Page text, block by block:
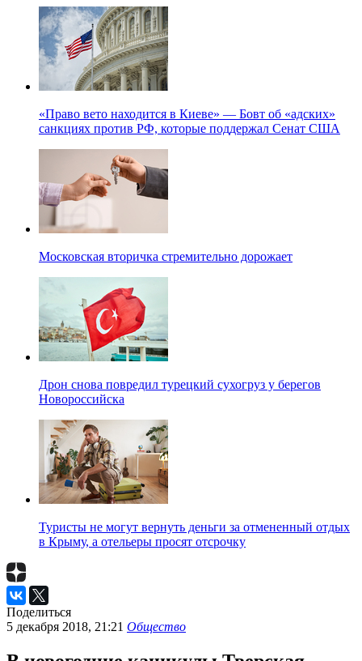
«Право вето находится в Киеве» — Бовт об «адских»
санкциях против РФ, которые поддержал Сенат США
Московская вторичка стремительно дорожает
Дрон снова повредил турецкий сухогруз у берегов
Новороссийска
Туристы не могут вернуть деньги за отмененный отдых
в Крыму, а отельеры просят отсрочку
Поделиться
5 декабря 2018, 21:21 Общество